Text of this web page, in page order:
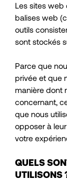
Les sites web
balises web
outils
sont stockés
Parce que
privée et que
manière dont
concernant,
que nous
opposer à
votre
QUELS
UTILISONS